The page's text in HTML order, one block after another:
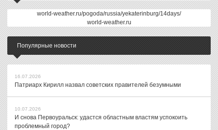
world-weather.ru/pogoda/russia/yekaterinburg/14days/
world-weather.ru
Популярные новости
16.07.2026
Патриарх Кирилл назвал советских правителей безумными
10.07.2026
И снова Первоуральск: удастся областным властям успокоить
проблемный город?